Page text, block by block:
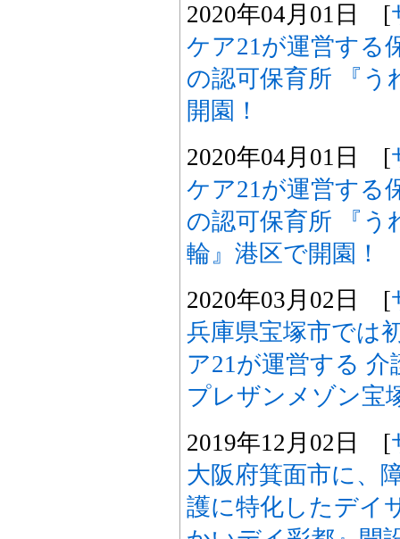
2020年04月01日 [
ケア21が運営する
の認可保育所 『う
開園！
2020年04月01日 [
ケア21が運営する
の認可保育所 『う
輪』港区で開園！
2020年03月02日 [
兵庫県宝塚市では
ア21が運営する
プレザンメゾン宝
2019年12月02日 [
大阪府箕面市に、
護に特化したデイ